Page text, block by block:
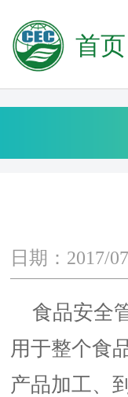
首页
日期：2017/
食品安全
用于整个食
产品加工、